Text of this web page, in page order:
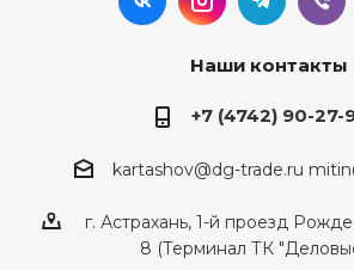
Наши контакты
+7 (4742) 90-27-
kartashov@dg-trade.ru
г. Астрахань, 1-й проезд
8 (Терминал ТК